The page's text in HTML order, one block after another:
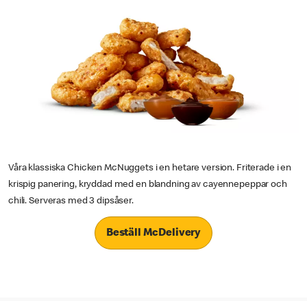
Våra klassiska Chicken McNuggets i en hetare version. Friterade i en
krispig panering, kryddad med en blandning av cayennepeppar och
chili. Serveras med 3 dipsåser.
Beställ McDelivery